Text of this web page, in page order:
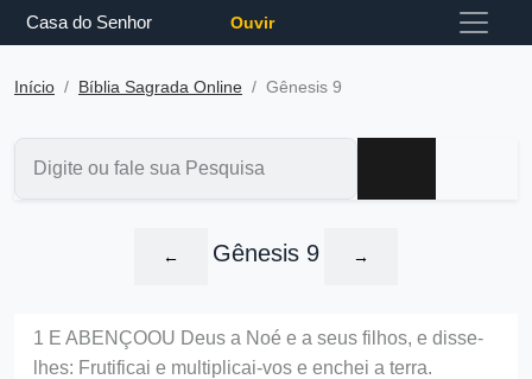
Casa do Senhor Ouvir
Início Bíblia Sagrada Online Gênesis 9
← Gênesis 9 →
1 E ABENÇOOU Deus a Noé e a seus filhos, e disse-
lhes: Frutificai e multiplicai-vos e enchei a terra.